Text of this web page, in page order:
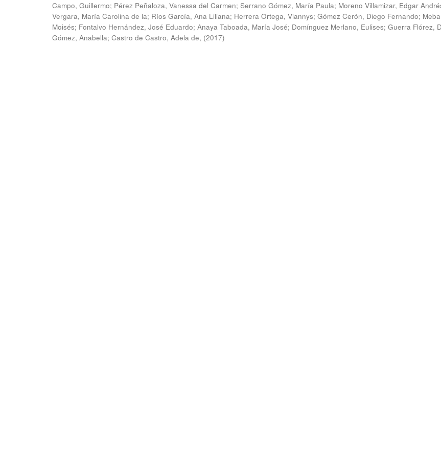
Campo, Guillermo; Pérez Peñaloza, Vanessa del Carmen; Serrano Gómez, María Paula; Moreno Villamizar, Edgar
Vergara, María Carolina de la; Ríos García, Ana Liliana; Herrera Ortega, Viannys; Gómez Cerón, Diego Fernando;
Moisés; Fontalvo Hernández, José Eduardo; Anaya Taboada, María José; Domínguez Merlano, Eulises; Guerra Flórez,
Gómez, Anabella; Castro de Castro, Adela de, (2017)